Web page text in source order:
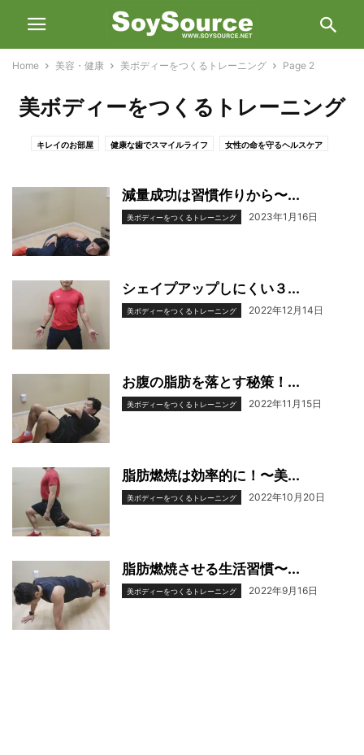
Home 美容・健康 美ボディーをつくるトレーニング Page 2
美ボディーをつくるトレーニング
キレイのお部屋 健康な歯でスマイルライフ 女性の命を守るヘルスケア
私たちの命を守るヘルスケア（旧・女性の命を守るヘルスケア）
美ボディーをつくるトレーニング
減量成功は習慣作りから〜...
美ボディーをつくるトレーニング 2023年1月16日
シェイプアップしにくい３...
美ボディーをつくるトレーニング 2022年12月14日
お腹の脂肪を落とす秘策！...
美ボディーをつくるトレーニング 2022年11月15日
脂肪燃焼は効率的に！〜美...
美ボディーをつくるトレーニング 2022年10月20日
脂肪燃焼させる生活習慣〜...
美ボディーをつくるトレーニング 2022年9月16日